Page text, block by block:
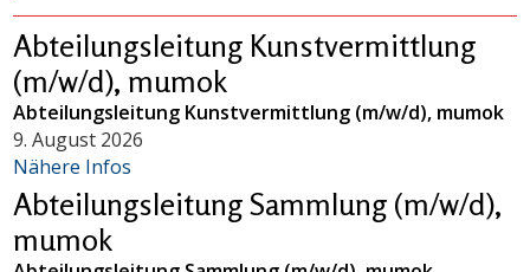
Abteilungsleitung Kunstvermittlung
(m/w/d), mumok
Abteilungsleitung Kunstvermittlung (m/w/d), mumok
9. August 2026
Nähere Infos
Abteilungsleitung Sammlung (m/w/d),
mumok